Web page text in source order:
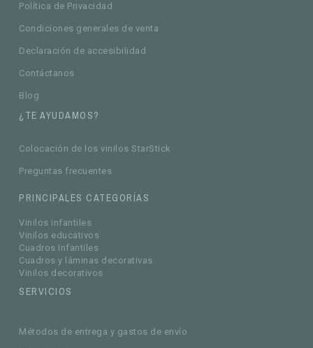
Política de Privacidad
Condiciones generales de venta
Declaración de accesibilidad
Contáctanos
Blog
¿TE AYUDAMOS?
Colocación de los vinilos StarStick
Preguntas frecuentes
PRINCIPALES CATEGORÍAS
Vinilos infantiles
Vinilos educativos
Cuadros Infantiles
Cuadros y láminas decorativas
Vinilos decorativos
SERVICIOS
Métodos de entrega y gastos de envío